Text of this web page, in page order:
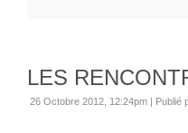
LES
26 Octobre 2012, 12:24pm | Publié